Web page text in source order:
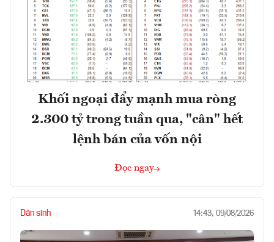
Khối ngoại đẩy mạnh mua ròng
2.300 tỷ trong tuần qua, "cân" hết
lệnh bán của vốn nội
Đọc ngay
Dân sinh 14:43, 09/08/2026